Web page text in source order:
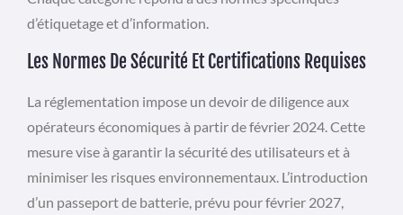
d’étiquetage et d’information.
Les Normes De Sécurité Et Certifications Requises
La réglementation impose un devoir de diligence aux
opérateurs économiques à partir de février 2024. Cette
mesure vise à garantir la sécurité des utilisateurs et à
minimiser les risques environnementaux. L’introduction
d’un passeport de batterie, prévu pour février 2027,